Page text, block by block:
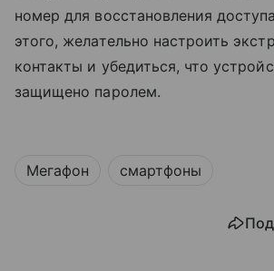
номер для восстановления
этого, желательно настроить
контакты и убедиться, что
защищено паролем.
Мегафон смартфоны